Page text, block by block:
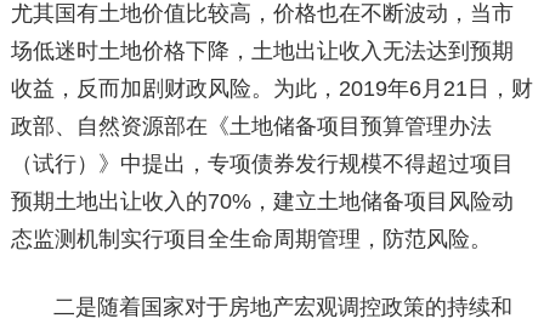
尤其国有土地价值比较高，价格也在不断波动，当市
场低迷时土地价格下降，土地出让收入无法达到预期
收益，反而加剧财政风险。为此，2019年6月21日，财
政部、自然资源部在《土地储备项目预算管理办法
（试行）》中提出，专项债券发行规模不得超过项目
预期土地出让收入的70%，建立土地储备项目风险动
态监测机制实行项目全生命周期管理，防范风险。
二是随着国家对于房地产宏观调控政策的持续和